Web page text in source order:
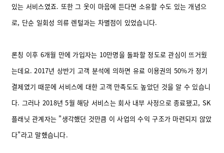
있는 서비스였죠. 또한 그 옷이 마음에 든다면 소유할 수도 있는 개념으
로, 단순 일회성 의류 렌털과는 차별점이 있었습니다.
론칭 이후 6개월 만에 가입자는 10만명을 돌파할 정도로 관심이 뜨거웠
는데요. 2017년 상반기 고객 분석에 의하면 유료 이용권의 50%가 정기
결제였기 때문에 서비스에 대한 고객 만족도도 높았던 것을 알 수 있습니
다. 그러나 2018년 5월 해당 서비스는 회사 내부 사정으로 종료됐고, SK
플래닛 관계자는 "생각했던 것만큼 이 사업의 수익 구조가 마련되지 않았
다"라고 말했습니다.